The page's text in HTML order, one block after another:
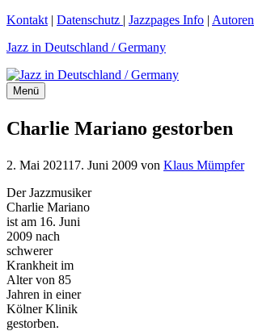
Zum
springen
Kontakt | Datenschutz | Jazzpages Info | Autoren
Jazz in Deutschland / Germany
Menü
Charlie Mariano gestorben
2. Mai 202117. Juni 2009 von Klaus Mümpfer
Der Jazzmusiker
Charlie Mariano
ist am 16. Juni
2009 nach
schwerer
Krankheit im
Alter von 85
Jahren in einer
Kölner Klinik
gestorben.